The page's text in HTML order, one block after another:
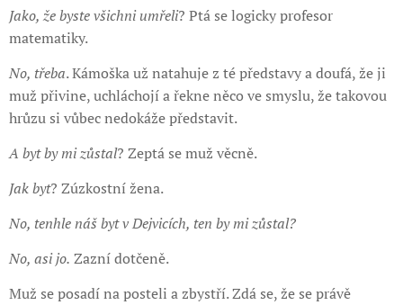
Jako, že byste všichni umřeli? Ptá se logicky profesor
matematiky.
No, třeba. Kámoška už natahuje z té představy a doufá, že ji
muž přivine, uchláchojí a řekne něco ve smyslu, že takovou
hrůzu si vůbec nedokáže představit.
A byt by mi zůstal? Zeptá se muž věcně.
Jak byt? Zúzkostní žena.
No, tenhle náš byt v Dejvicích, ten by mi zůstal?
No, asi jo. Zazní dotčeně.
Muž se posadí na posteli a zbystří. Zdá se, že se právě